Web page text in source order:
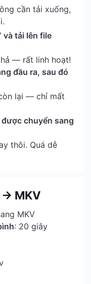
cần tải xuống,
và tải lên file
— rất linh hoạt!
đầu ra, sau đó
lại — chỉ mất
chuyển sang
thôi. Quá dễ
→ MKV
MKV
: 20 giây